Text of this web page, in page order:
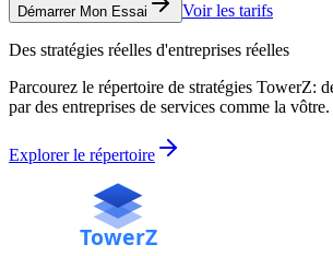
Démarrer Mon Essai Voir les tarifs
Des stratégies réelles d'entreprises réelles
Parcourez le répertoire de stratégies TowerZ:
par des entreprises de services comme la vôtre.
Explorer le répertoire